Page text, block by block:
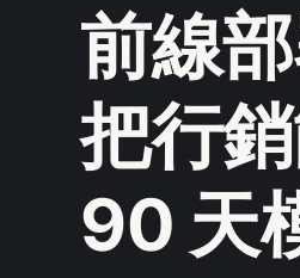
前線
把行
90 天